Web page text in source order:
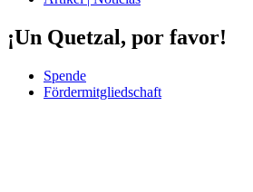
¡Un Quetzal, por favor!
Spende
Fördermitgliedschaft